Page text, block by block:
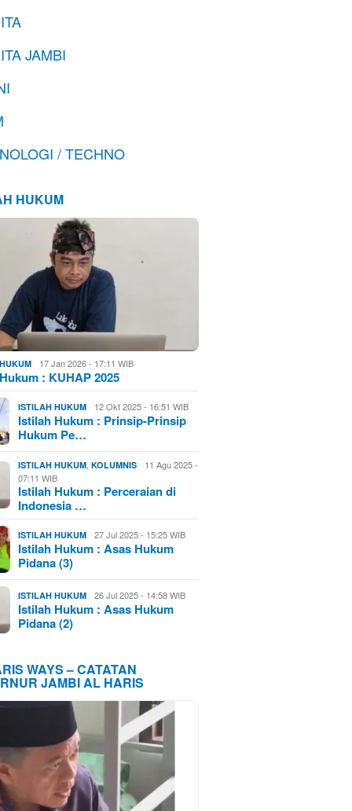
JAMBI
/ TECHNO
HUKUM
17 Jan 2026 - 17:11 WIB
: KUHAP 2025
ISTILAH HUKUM 12 Okt 2025 - 16:51 WIB
Istilah Hukum : Prinsip-Prinsip
Hukum Pe…
ISTILAH HUKUM ,KOLUMNIS
11 Agu 2025 -
07:11 WIB
Istilah Hukum : Perceraian di
Indonesia …
ISTILAH HUKUM 27 Jul 2025 - 15:25 WIB
Istilah Hukum : Asas Hukum
Pidana (3)
ISTILAH HUKUM 26 Jul 2025 - 14:58 WIB
Istilah Hukum : Asas Hukum
Pidana (2)
WAYS – CATATAN
JAMBI AL HARIS